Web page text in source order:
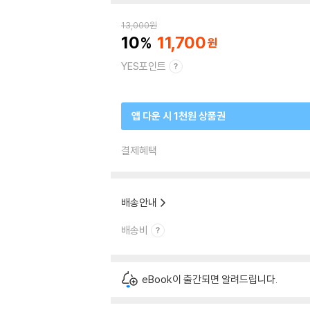
13,000원
10 11,700
YES포인트
앱 다운 시 1천원 상품권
결제혜택
배송안내
배송비
eBook이 출간되면 알려드립니다.